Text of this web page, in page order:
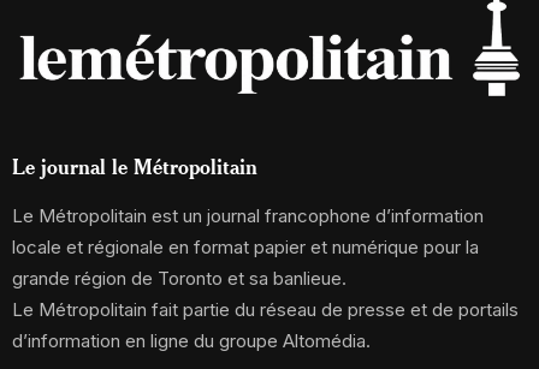
Le journal le Métropolitain
Le Métropolitain est un journal francophone d’information
locale et régionale en format papier et numérique pour la
grande région de Toronto et sa banlieue.
Le Métropolitain fait partie du réseau de presse et de portails
d’information en ligne du groupe Altomédia.